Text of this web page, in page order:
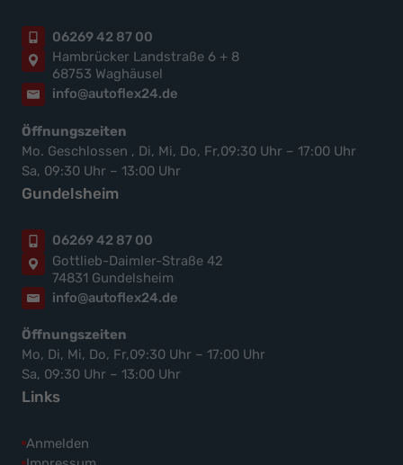
06269 42 87 00
Hambrücker Landstraße 6 + 8
68753 Waghäusel
info@autoflex24.de
Öffnungszeiten
Mo. Geschlossen , Di, Mi, Do, Fr,09:30 Uhr – 17:00 Uhr
Sa, 09:30 Uhr – 13:00 Uhr
Gundelsheim
06269 42 87 00
Gottlieb-Daimler-Straße 42
74831 Gundelsheim
info@autoflex24.de
Öffnungszeiten
Mo, Di, Mi, Do, Fr,09:30 Uhr – 17:00 Uhr
Sa, 09:30 Uhr – 13:00 Uhr
Links
Anmelden